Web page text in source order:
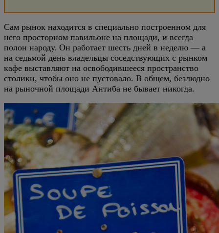
Сам рынок находится в специально построенном для
него просторном павильоне на площади, и всегда
полон народу. Он работает шесть дней в неделю — а
на седьмой день владельцы соседствующих с рынком
кафе выставляют на освободившееся пространство
столики, чтобы оно не пустовало. В общем, безлюдно
на рыночной площади Антиба не бывает никогда.